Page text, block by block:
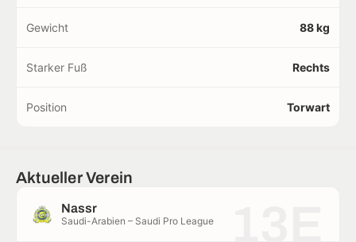
Gewicht 88 kg
Starker Fuß Rechts
Position Torwart
Aktueller Verein
Nassr
Saudi-Arabien – Saudi Pro League